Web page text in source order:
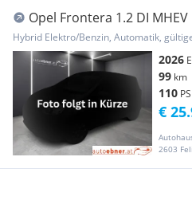
Opel Frontera 1.2 DI MHEV
Hybrid Elektro/Benzin, Automatik,
2026
99 km
110
2603
€